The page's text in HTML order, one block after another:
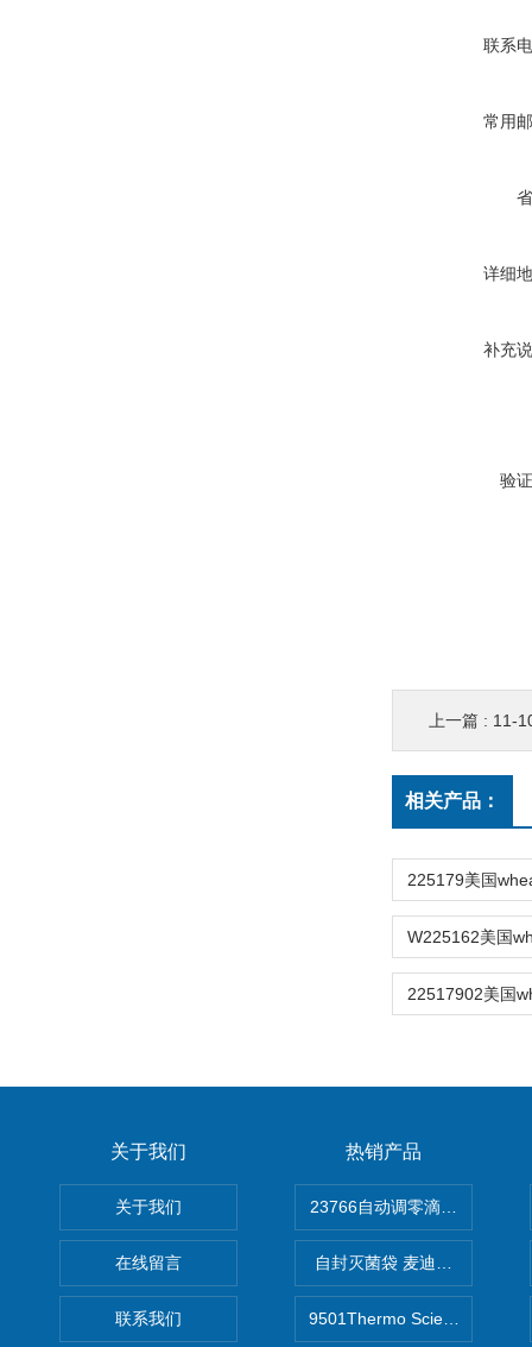
联系
常用
详细
补充
验
上一篇 : 11-102-
相关产品：
关于我们
关于我们
在线留言
联系我们
热销产品
自封灭菌袋 麦迪康Medicom
9501Thermo Scientific S1移